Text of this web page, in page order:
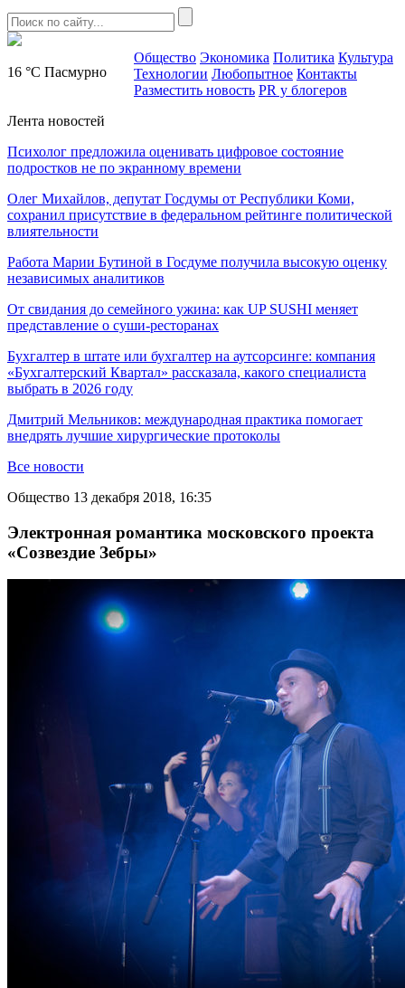
16 °C Пасмурно
Общество Экономика Политика Культура
Технологии Любопытное Контакты
Разместить новость PR у блогеров
Лента новостей
Психолог предложила оценивать цифровое состояние
подростков не по экранному времени
Олег Михайлов, депутат Госдумы от Республики Коми,
сохранил присутствие в федеральном рейтинге политической
влиятельности
Работа Марии Бутиной в Госдуме получила высокую оценку
независимых аналитиков
От свидания до семейного ужина: как UP SUSHI меняет
представление о суши-ресторанах
Бухгалтер в штате или бухгалтер на аутсорсинге: компания
«Бухгалтерский Квартал» рассказала, какого специалиста
выбрать в 2026 году
Дмитрий Мельников: международная практика помогает
внедрять лучшие хирургические протоколы
Все новости
Общество 13 декабря 2018, 16:35
Электронная романтика московского проекта
«Созвездие Зебры»